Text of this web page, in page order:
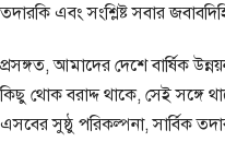
তদারকি এবং সংশ্লিষ্ট সবার
প্রসঙ্গত, আমাদের দেশে বার্ষিক
কিছু থোক বরাদ্দ থাকে, সেই সঙ্গে
এসবের সুষ্ঠু পরিকল্পনা, সার্বিক